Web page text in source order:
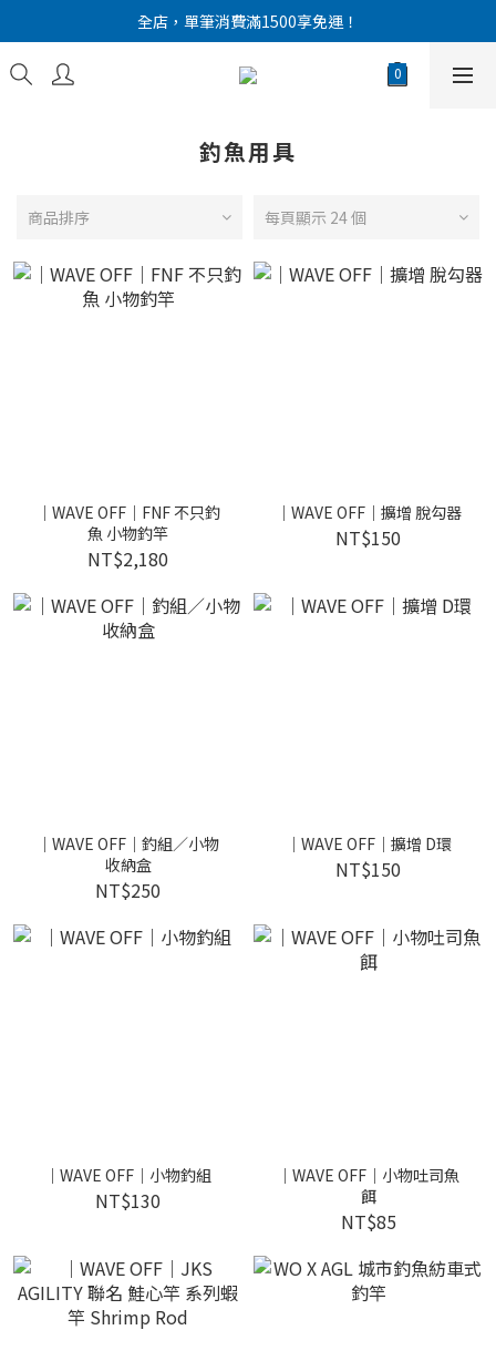
新會員註冊！送 300 元購物金
全店，單筆消費滿1500享免運！
新會員註冊！送 300 元購物金
釣魚用具
商品排序 每頁顯示 24 個
｜WAVE OFF｜FNF 不只釣
魚 小物釣竿
NT$2,180
｜WAVE OFF｜擴增 脫勾器
NT$150
｜WAVE OFF｜釣組／小物
收納盒
NT$250
｜WAVE OFF｜擴增 D環
NT$150
｜WAVE OFF｜小物釣組
NT$130
｜WAVE OFF｜小物吐司魚
餌
NT$85